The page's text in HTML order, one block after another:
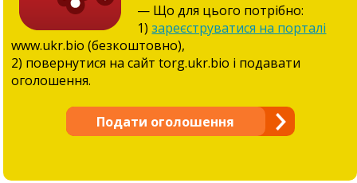
— Що для цього потрібно:
1)зареєструватися на порталі
www.ukr.bio (безкоштовно),
2) повернутися на сайт torg.ukr.bio і подавати
оголошення.
Подати оголошення